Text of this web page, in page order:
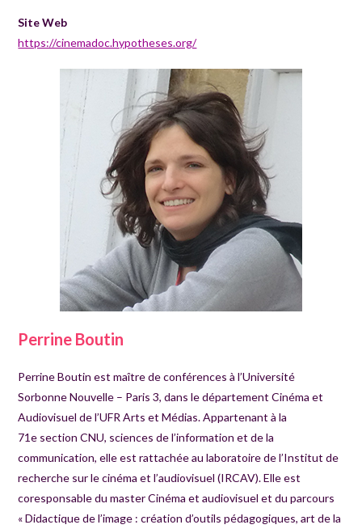
Site Web
https://cinemadoc.hypotheses.org/
Perrine Boutin
Perrine Boutin est maître de conférences à l’Université
Sorbonne Nouvelle – Paris 3, dans le département Cinéma et
Audiovisuel de l’UFR Arts et Médias. Appartenant à la
71e section CNU, sciences de l’information et de la
communication, elle est rattachée au laboratoire de l’Institut de
recherche sur le cinéma et l’audiovisuel (IRCAV). Elle est
coresponsable du master Cinéma et audiovisuel et du parcours
« Didactique de l’image : création d’outils pédagogiques, art de la